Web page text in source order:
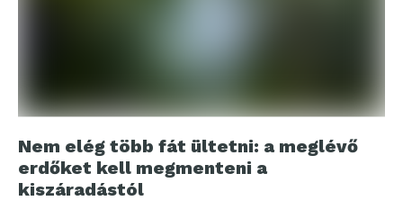
Nem elég több fát ültetni: a meglévő
erdőket kell megmenteni a
kiszáradástól